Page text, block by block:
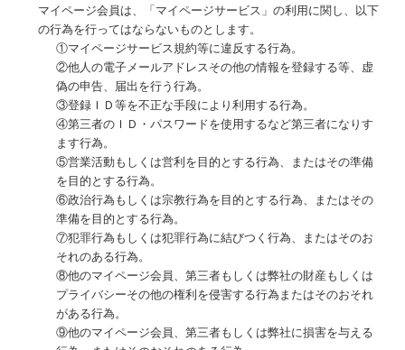
マイページ会員は、「マイページサービス」の利用に関し、以下
の行為を行ってはならないものとします。
①マイページサービス規約等に違反する行為。
②他人の電子メールアドレスその他の情報を登録する等、虚
偽の申告、届出を行う行為。
③登録ＩＤ等を不正な手段により利用する行為。
④第三者のＩＤ・パスワードを使用するなど第三者になりす
ます行為。
⑤営業活動もしくは営利を目的とする行為、またはその準備
を目的とする行為。
⑥政治行為もしくは宗教行為を目的とする行為、またはその
準備を目的とする行為。
⑦犯罪行為もしくは犯罪行為に結びつく行為、またはそのお
それのある行為。
⑧他のマイページ会員、第三者もしくは弊社の財産もしくは
プライバシーその他の権利を侵害する行為またはそのおそれ
がある行為。
⑨他のマイページ会員、第三者もしくは弊社に損害を与える